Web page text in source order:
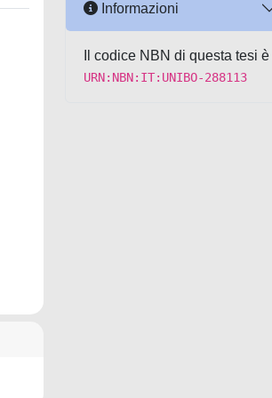
Informazioni
Il codice NBN di questa tesi è
URN:NBN:IT:UNIBO-288113